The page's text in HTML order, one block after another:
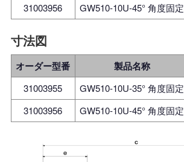
31003956
GW510-10U-45° 角度固定
寸法図
オーダー型番 製品名称
31003955 GW510-10U-35° 角度固定
31003956
GW510-10U-45° 角度固定